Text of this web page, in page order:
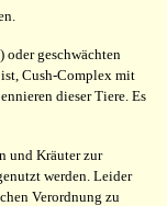
oder geschwächten
Cush-Complex mit
dieser Tiere. Es
und Kräuter zur
werden. Leider
Verordnung zu